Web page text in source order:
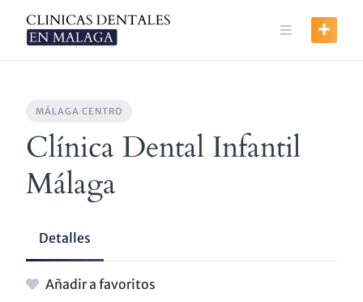
content
MÁLAGA CENTRO
Clínica Dental Infantil
Málaga
Detalles
Añadir a favoritos